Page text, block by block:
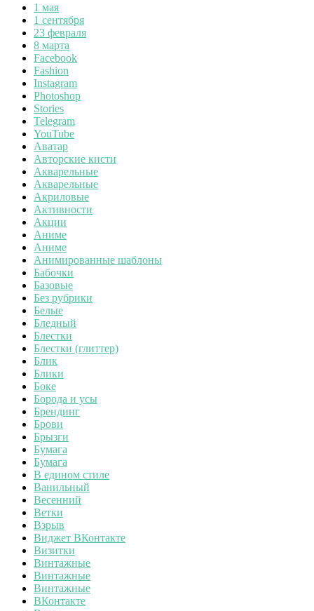
1 мая
1 сентября
23 февраля
8 марта
Facebook
Fashion
Instagram
Photoshop
Stories
Telegram
YouTube
Аватар
Авторские кисти
Акварельные
Акварельные
Акриловые
Активности
Акции
Аниме
Аниме
Анимированные шаблоны
Бабочки
Базовые
Без рубрики
Белые
Бледный
Блестки
Блестки (глиттер)
Блик
Блики
Боке
Борода и усы
Брендинг
Брови
Брызги
Бумага
Бумага
В едином стиле
Ванильный
Весенний
Ветки
Взрыв
Виджет ВКонтакте
Визитки
Винтажные
Винтажные
Винтажные
ВКонтакте